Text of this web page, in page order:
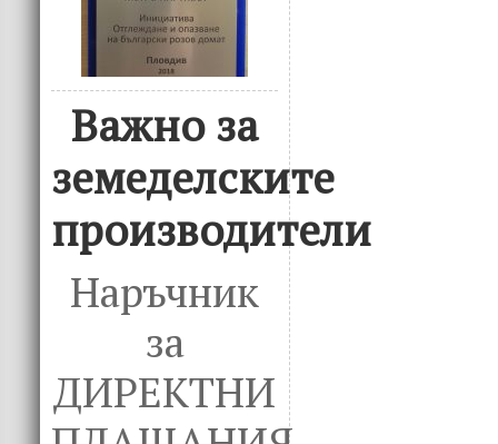
Важно за
земеделските
производители
Наръчник
за
ДИРЕКТНИ